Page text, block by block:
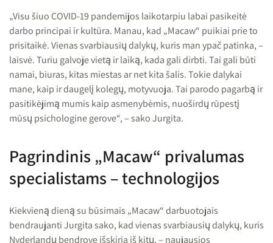
„Visu šiuo COVID-19 pandemijos laikotarpiu labai pasikeitė
darbo principai ir kultūra. Manau, kad „Macaw“ puikiai prie to
prisitaikė. Vienas svarbiausių dalykų, kuris man ypač patinka, –
laisvė. Turiu galvoje vietą ir laiką, kada gali dirbti. Tai gali būti
namai, biuras, kitas miestas ar net kita šalis. Tokie dalykai
mane, kaip ir daugelį kolegų, motyvuoja. Tai parodo pagarbą ir
pasitikėjimą mumis kaip asmenybėmis, nuoširdų rūpestį
mūsų psichologine gerove“, – sako Jurgita.
Pagrindinis „Macaw“ privalumas
specialistams – technologijos
Kiekvieną dieną su būsimais „Macaw“ darbuotojais
bendraujanti Jurgita sako, kad vienas svarbiausių dalykų, kuris
Nyderlandų bendrovę išskiria iš kitų, – naujausios